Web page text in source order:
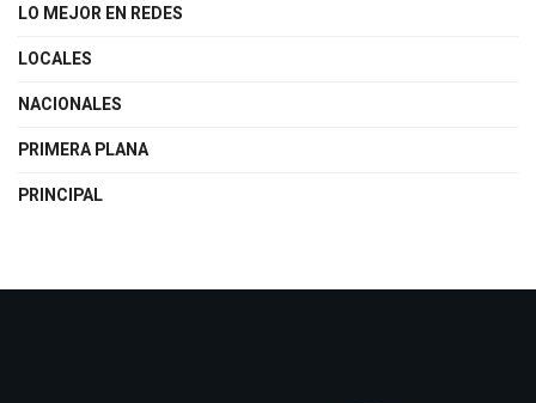
LO MEJOR EN REDES
LOCALES
NACIONALES
PRIMERA PLANA
PRINCIPAL